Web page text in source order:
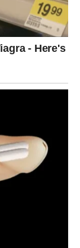
u ljubavi.
lakši.
pretvara u
je ljubav
sigurnost i
i
osećaju
koja traje.